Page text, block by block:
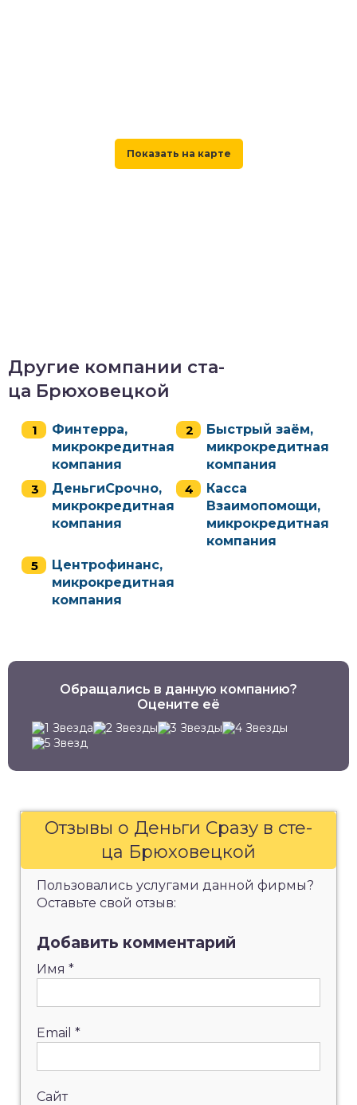
Другие компании ста-
ца Брюховецкой
Финтерра,
микрокредитная
компания
Быстрый заём,
микрокредитная
компания
ДеньгиСрочно,
микрокредитная
компания
Касса
Взаимопомощи,
микрокредитная
компания
Центрофинанс,
микрокредитная
компания
Обращались в данную компанию?
Оцените её
Отзывы о Деньги Сразу в сте-
ца Брюховецкой
Пользовались услугами данной фирмы?
Оставьте свой отзыв:
Добавить комментарий
Имя *
Email *
Сайт